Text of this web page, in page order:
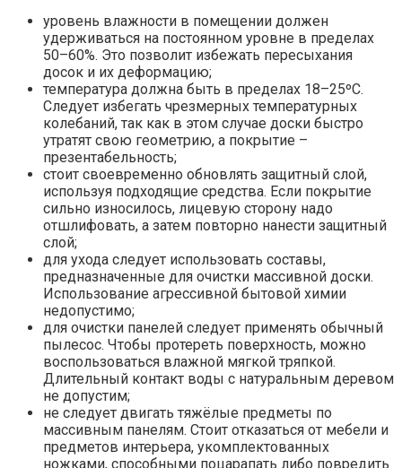
уровень влажности в помещении должен
удерживаться на постоянном уровне в пределах
50–60%. Это позволит избежать пересыхания
досок и их деформацию;
температура должна быть в пределах 18–25ºС.
Следует избегать чрезмерных температурных
колебаний, так как в этом случае доски быстро
утратят свою геометрию, а покрытие –
презентабельность;
стоит своевременно обновлять защитный слой,
используя подходящие средства. Если покрытие
сильно износилось, лицевую сторону надо
отшлифовать, а затем повторно нанести защитный
слой;
для ухода следует использовать составы,
предназначенные для очистки массивной доски.
Использование агрессивной бытовой химии
недопустимо;
для очистки панелей следует применять обычный
пылесос. Чтобы протереть поверхность, можно
воспользоваться влажной мягкой тряпкой.
Длительный контакт воды с натуральным деревом
не допустим;
не следует двигать тяжёлые предметы по
массивным панелям. Стоит отказаться от мебели и
предметов интерьера, укомплектованных
ножками, способными поцарапать либо повредить